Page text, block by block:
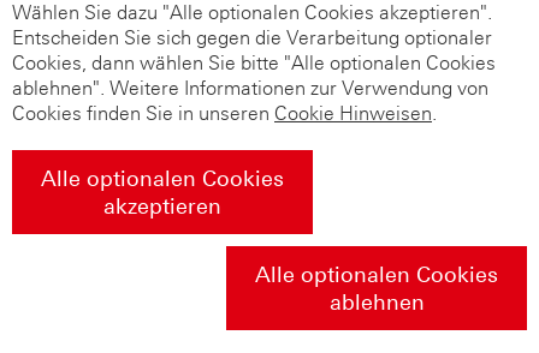
Wählen Sie dazu "Alle optionalen Cookies akzeptieren".
Entscheiden Sie sich gegen die Verarbeitung optionaler
Cookies, dann wählen Sie bitte "Alle optionalen Cookies
ablehnen". Weitere Informationen zur Verwendung von
Cookies finden Sie in unseren Cookie Hinweisen.
Alle optionalen Cookies
akzeptieren
Alle optionalen Cookies
ablehnen